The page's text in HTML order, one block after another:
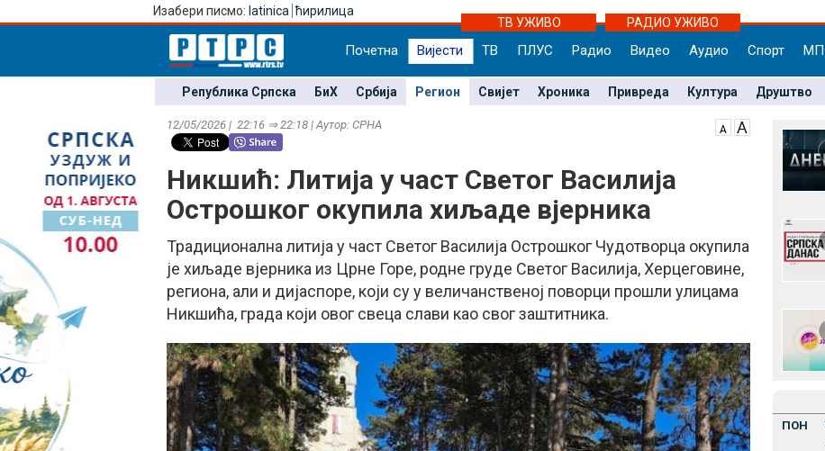
Изабери писмо: latinica ћирилица
ТВ УЖИВО
РАДИО УЖИВО
Почетна Вијести ТВ ПЛУС Радио Видео Аудио Спорт МП
Република Српска БиХ Србија Регион Свијет Хроника Привреда Култура Друштво
12/05/2026 | 22:16 ⇒ 22:18 | Аутор: СРНА
Никшић: Литија у част Светог Василија
Острошког окупила хиљаде вјерника
Традиционална литија у част Светог Василија Острошког Чудотворца окупила
је хиљаде вјерника из Црне Горе, родне груде Светог Василија, Херцеговине,
региона, али и дијаспоре, који су у величанственој поворци прошли улицама
Никшића, града који овог свеца слави као свог заштитника.
ПОН